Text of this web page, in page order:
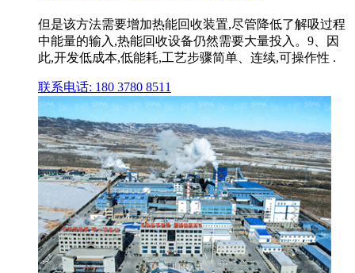
但是该方法需要增加热能回收装置,尽管降低了解吸过程
中能量的输入,热能回收设备仍然需要大量投入。9、因
此,开发低成本,低能耗,工艺步骤简单、连续,可操作性 .
联系电话: 180 3780 8511